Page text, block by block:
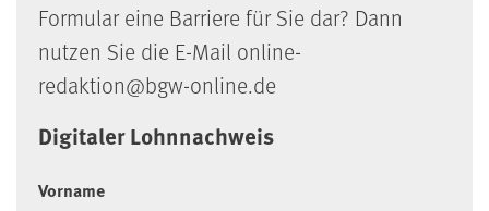
Formular eine Barriere für Sie dar? Dann
nutzen Sie die E-Mail online-
redaktion@bgw-online.de
Digitaler Lohnnachweis
Vorname